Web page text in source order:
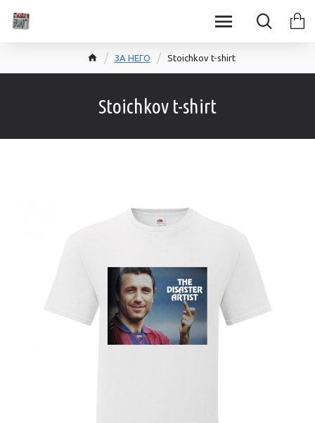
ЗА НЕГО Stoichkov t-shirt
Stoichkov t-shirt